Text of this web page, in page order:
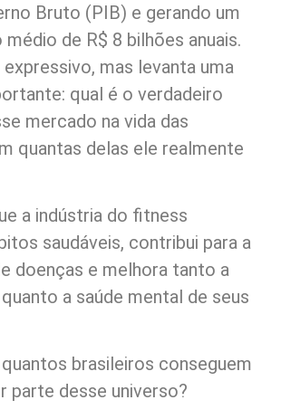
Bruto (PIB) e gerando um
de R$ 8 bilhões anuais.
mas levanta uma
qual é o verdadeiro
mercado na vida das
quantas delas ele realmente
a indústria do fitness
saudáveis, contribui para a
doenças e melhora tanto a
a saúde mental de seus
brasileiros conseguem
parte desse universo?